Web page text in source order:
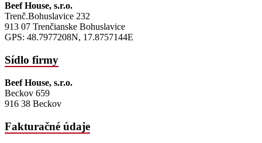
Beef House, s.r.o.
Trenč.Bohuslavice 232
913 07 Trenčianske Bohuslavice
GPS: 48.7977208N, 17.8757144E
Sídlo firmy
Beef House, s.r.o.
Beckov 659
916 38 Beckov
Fakturačné údaje